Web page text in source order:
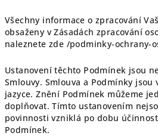
Všechny informace o zpracování
obsaženy v Zásadách zpracování
naleznete zde /podminky-ochrany-
Ustanovení těchto Podmínek jsou
Smlouvy. Smlouva a Podmínky jsou
jazyce. Znění Podmínek můžeme
doplňovat. Tímto ustanovením
povinnosti vzniklá po dobu
Podmínek.